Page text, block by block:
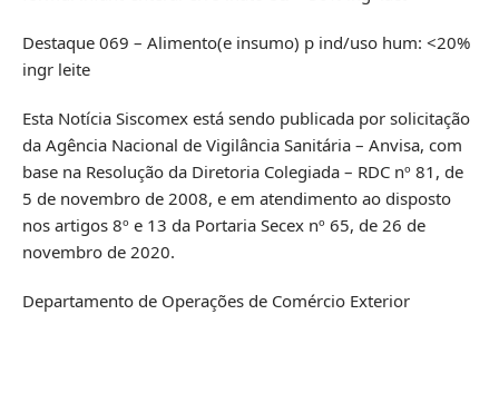
Destaque 069 – Alimento(e insumo) p ind/uso hum: <20%
ingr leite
Esta Notícia Siscomex está sendo publicada por solicitação
da Agência Nacional de Vigilância Sanitária – Anvisa, com
base na Resolução da Diretoria Colegiada – RDC nº 81, de
5 de novembro de 2008, e em atendimento ao disposto
nos artigos 8º e 13 da Portaria Secex nº 65, de 26 de
novembro de 2020.
Departamento de Operações de Comércio Exterior